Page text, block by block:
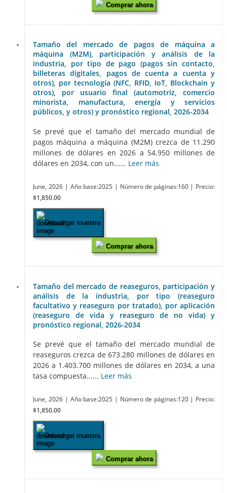
Comprar ahora
Tamaño del mercado de pagos de máquina a
máquina (M2M), participación y análisis de la
industria, por tipo de pago (pagos sin contacto,
billeteras digitales, pagos de cuenta a cuenta y
otros), por tecnología (NFC, RFID, IoT, Blockchain y
otros), por usuario final (automotriz, comercio
minorista, manufactura, energía y servicios
públicos, y otros) y pronóstico regional, 2026-2034
Se prevé que el tamaño del mercado mundial de
pagos máquina a máquina (M2M) crezca de 11.290
millones de dólares en 2026 a 54.950 millones de
dólares en 2034, con un...... Leer más
June, 2026 | Año base:2025 | Número de páginas:160 | Precio:
$1,850.00
Descargar muestra
Comprar ahora
Tamaño del mercado de reaseguros, participación y
análisis de la industria, por tipo (reaseguro
facultativo y reaseguro por tratado), por aplicación
(reaseguro de vida y reaseguro de no vida) y
pronóstico regional, 2026-2034
Se prevé que el tamaño del mercado mundial de
reaseguros crezca de 673.280 millones de dólares en
2026 a 1.403.700 millones de dólares en 2034, a una
tasa compuesta...... Leer más
June, 2026 | Año base:2025 | Número de páginas:120 | Precio:
$1,850.00
Descargar muestra
Comprar ahora